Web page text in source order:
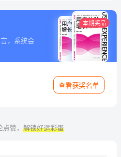
，系统会
本期奖品
查看获奖名单
点赞，解锁好运彩蛋